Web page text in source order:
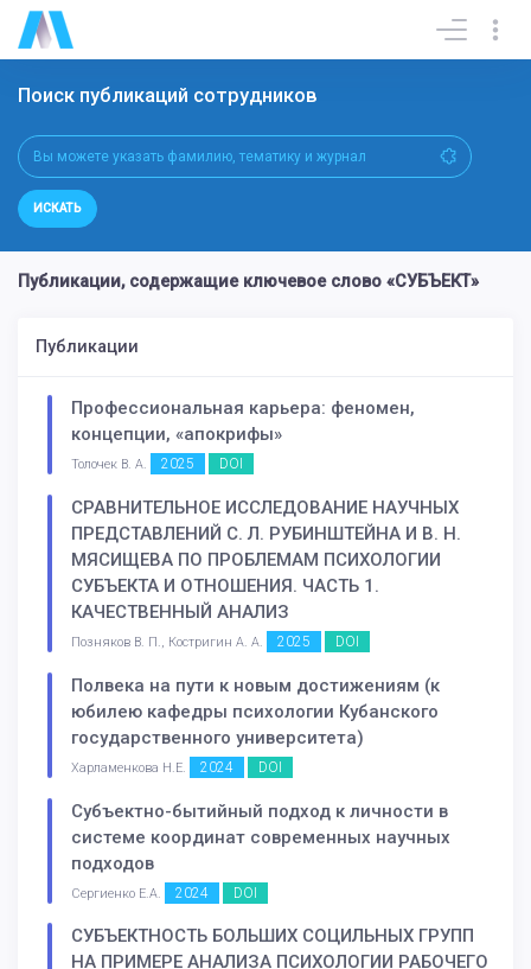
Поиск публикаций сотрудников
ИСКАТЬ
Публикации, содержащие ключевое слово «СУБЪЕКТ»
Публикации
Профессиональная карьера: феномен,
концепции, «апокрифы»
Толочек В. А. 2025 DOI
СРАВНИТЕЛЬНОЕ ИССЛЕДОВАНИЕ НАУЧНЫХ
ПРЕДСТАВЛЕНИЙ С. Л. РУБИНШТЕЙНА И В. Н.
МЯСИЩЕВА ПО ПРОБЛЕМАМ ПСИХОЛОГИИ
СУБЪЕКТА И ОТНОШЕНИЯ. ЧАСТЬ 1.
КАЧЕСТВЕННЫЙ АНАЛИЗ
Позняков В. П., Костригин А. А. 2025 DOI
Полвека на пути к новым достижениям (к
юбилею кафедры психологии Кубанского
государственного университета)
Харламенкова Н.Е. 2024 DOI
Субъектно-бытийный подход к личности в
системе координат современных научных
подходов
Сергиенко Е.А. 2024 DOI
СУБЪЕКТНОСТЬ БОЛЬШИХ СОЦИЛЬНЫХ ГРУПП
НА ПРИМЕРЕ АНАЛИЗА ПСИХОЛОГИИ РАБОЧЕГО